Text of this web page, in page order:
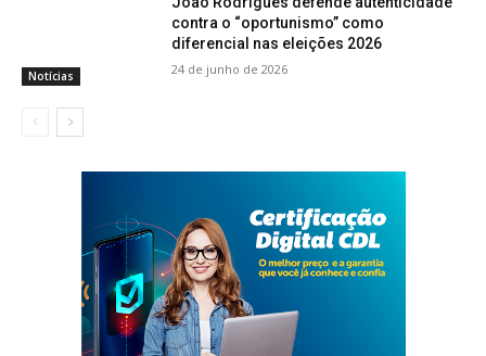
Notícias
contra o “oportunismo” como
diferencial nas eleições 2026
24 de junho de 2026